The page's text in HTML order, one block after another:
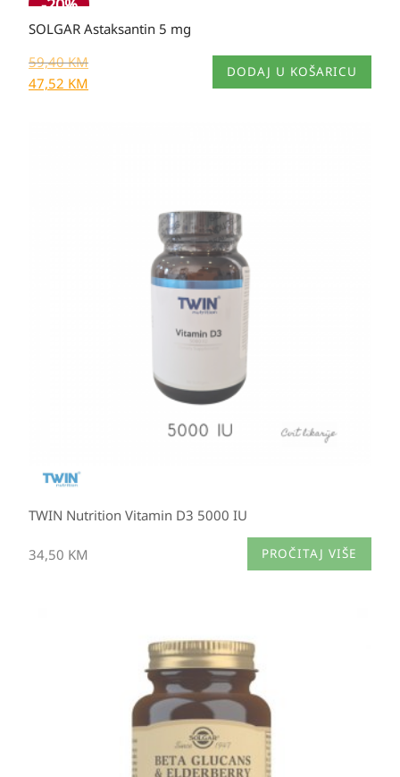
SOLGAR Astaksantin 5 mg
59,40KM
47,52 KM
DODAJ U KOŠARICU
TWIN Nutrition Vitamin D3 5000 IU
34,50 KM PROČITAJ VIŠE